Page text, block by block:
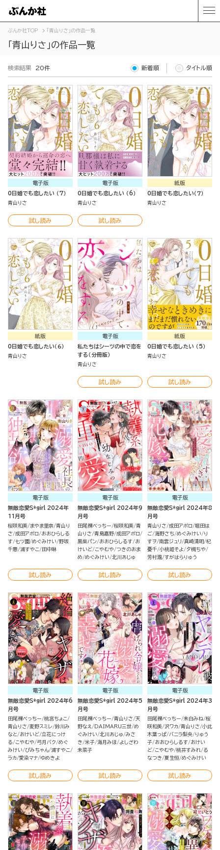
ぶんか社TOP 「青山りさ」の作品一覧
「青山りさ」の作品一覧
検索結果 20件 新着順 タイトル順
電子版
0日婚でも恋したい （7）
青山りさ
試し読み
電子版
0日婚でも恋したい （6）
青山りさ
試し読み
紙版
0日婚でも恋したい（７）
青山りさ
紙版
0日婚でも恋したい（６）
青山りさ
電子版
私たちはシーツの中で恋を
する（分冊版）
青山りさ
試し読み
紙版
0日婚でも恋したい （5）
青山りさ
試し読み
電子版
無敵恋愛S*girl 2024年
11月号
桜咲和美 まやま里奈 青山り
さ 成田アポロ
おおひらしる
す 七ツ園 めぐみけい 野坂
千惠 浦すやこ 田中琳
試し読み
電子版
無敵恋愛S*girl 2024年9
月号
田尾裸べっちー 桜咲和美 青
山りさ 青島嘉野 成田アポロ
黒柴パン おおひらしるす
お
けいど こやむや つきのおま
め めぐみけい 北川あじゅ
試し読み
電子版
無敵恋愛S*girl 2024年8
月号
青山りさ 成田アポロ 堀田は
ご 海野さち めぐみけい
り
すヲ 南雲ジュリ 真崎清明 杞
憂千 小桃姫そよ
夕槻ちや
芳村瀧 すがはらりゅう
試し読み
電子版
無敵恋愛S*girl 2024年6
月号
田尾裸べっちー 桃宮ちょこ
青山りさ 麦野スミレ 鈴川み
なと
おけいど 立花にっけ
る
こやむや 弓月バク めぐ
みけい ぴみちゃん 浦すやこ
ラカ 愛染マナ ゆめきよ
試し読み
電子版
無敵恋愛S*girl 2024年5
月号
田尾裸べっちー 青山りさ 天
野なえ
DAIMARU三世 め
ぐみけい 北川あじゅ みさ
き 米子 海月みほ
よしざわ
未菜子
試し読み
電子版
無敵恋愛S*girl 2024年3
月号
田尾裸べっちー 未白みね 桜
咲和美 沢ワカ 青山りさ 小此
木葉っぱ バニラ梨央 りゅう
子 おおひらしるす
おけい
ど こやむや 桃井すみれ る
なつき 夏生恒 めぐみけい
試し読み